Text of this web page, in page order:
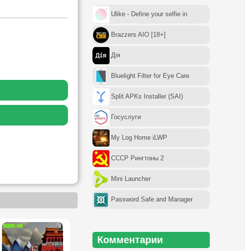
Ulike - Define your selfie in
Brazzers AIO [18+]
Дія
Bluelight Filter for Eye Care
Split APKs Installer (SAI)
Госуслуги
My Log Home iLWP
СССР Рингтоны 2
Mini Launcher
Password Safe and Manager
Комментарии